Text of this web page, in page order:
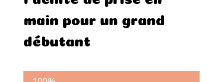
main pour un grand
débutant